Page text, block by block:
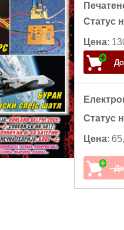
Статус
Цена:
Статус
Цена: